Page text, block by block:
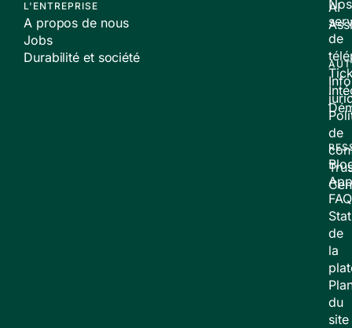
L'ENTREPRISE
A propos de nous
Jobs
Durabilité et société
Nos
de
FAQ
de
la
du
site
AI
de